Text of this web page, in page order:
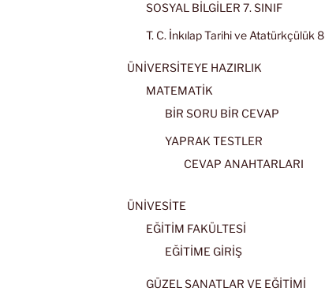
SOSYAL BİLGİLER 7. SINIF
T. C. İnkılap Tarihi ve Atatürkçülük 8
ÜNİVERSİTEYE HAZIRLIK
MATEMATİK
BİR SORU BİR CEVAP
YAPRAK TESTLER
CEVAP ANAHTARLARI
ÜNİVESİTE
EĞİTİM FAKÜLTESİ
EĞİTİME GİRİŞ
GÜZEL SANATLAR VE EĞİTİMİ